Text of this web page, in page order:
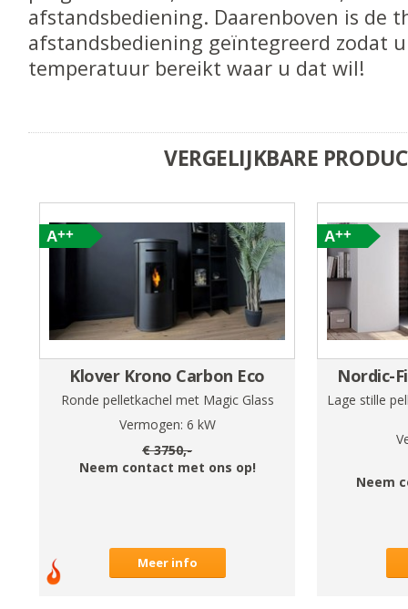
afstandsbediening. Daarenboven is de
afstandsbediening geïntegreerd zodat
temperatuur bereikt waar u dat wil!
VERGELIJKBARE
Klover Krono Carbon Eco
Ronde pelletkachel met Magic Glass
Vermogen: 6 kW
€3750,-
Neem contact met ons op!
Meer info
Nordic-
Lage stille
Neem